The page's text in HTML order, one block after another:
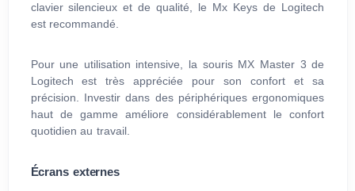
clavier silencieux et de qualité, le Mx Keys de Logitech
est recommandé.
Pour une utilisation intensive, la souris MX Master 3 de
Logitech est très appréciée pour son confort et sa
précision. Investir dans des périphériques ergonomiques
haut de gamme améliore considérablement le confort
quotidien au travail.
Écrans externes